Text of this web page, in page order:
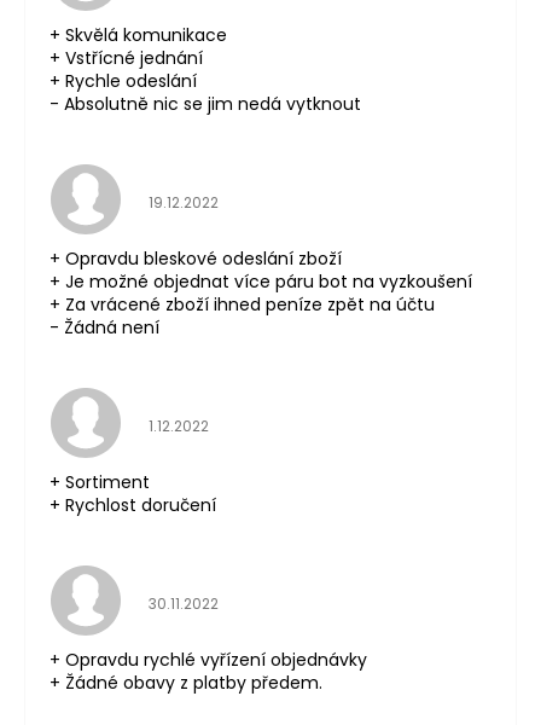
+ Skvělá komunikace
+ Vstřícné jednání
+ Rychle odeslání
- Absolutně nic se jim nedá vytknout
Hodnocení obchodu je 5 z 5 hvězdiček.
19.12.2022
+ Opravdu bleskové odeslání zboží
+ Je možné objednat více páru bot na vyzkoušení
+ Za vrácené zboží ihned peníze zpět na účtu
- Žádná není
Hodnocení obchodu je 5 z 5 hvězdiček.
1.12.2022
+ Sortiment
+ Rychlost doručení
Hodnocení obchodu je 5 z 5 hvězdiček.
30.11.2022
+ Opravdu rychlé vyřízení objednávky
+ Žádné obavy z platby předem.